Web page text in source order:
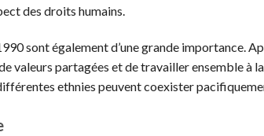
des droits humains.
sont également d’une grande importance.
valeurs partagées et de travailler ensemble à
ethnies peuvent coexister